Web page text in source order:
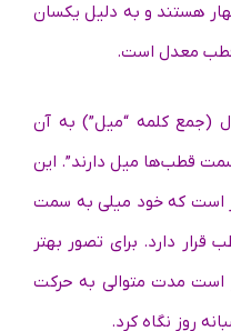
هستند و به دلیل یکسان
معدل است.
(جمع کلمه “میل”) به آن
قطب‌ها میل دارند”. این
است که خود میلی به سمت
قرار دارد. برای تصور بهتر
است مدت متوالی به حرکت
روز نگاه کرد.